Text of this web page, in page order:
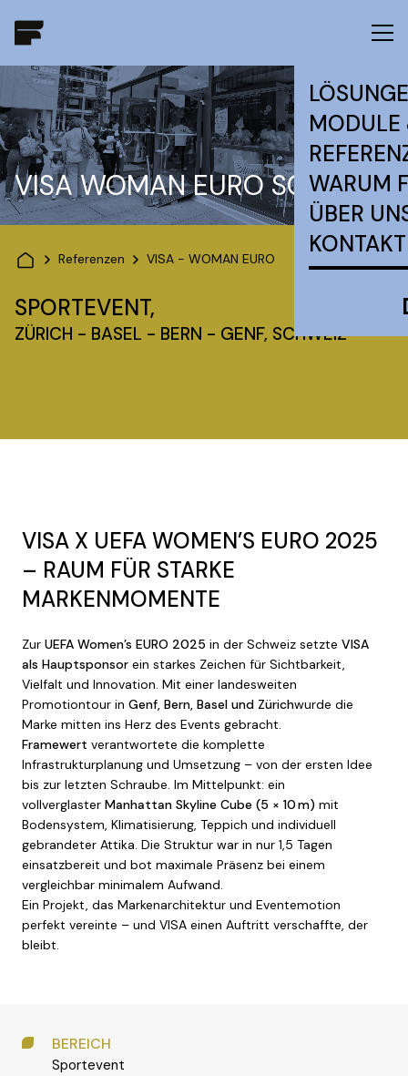
MODULE
WARUM
ÜBER
KONTAKT
VISA WOMAN EURO SCHWEIZ
Referenzen VISA - WOMAN EURO
SPORTEVENT,
ZÜRICH - BASEL - BERN - GENF, SCHWEIZ
VISA X UEFA WOMEN’S EURO 2025
– RAUM FÜR STARKE
MARKENMOMENTE
Zur UEFA Women’s EURO 2025 in der Schweiz setzte VISA
als Hauptsponsor ein starkes Zeichen für Sichtbarkeit,
Vielfalt und Innovation. Mit einer landesweiten
Promotiontour in Genf, Bern, Basel und Zürichwurde die
Marke mitten ins Herz des Events gebracht.
Framewert verantwortete die komplette
Infrastrukturplanung und Umsetzung – von der ersten Idee
bis zur letzten Schraube. Im Mittelpunkt: ein
vollverglaster Manhattan Skyline Cube (5 × 10 m) mit
Bodensystem, Klimatisierung, Teppich und individuell
gebrandeter Attika. Die Struktur war in nur 1,5 Tagen
einsatzbereit und bot maximale Präsenz bei einem
vergleichbar minimalem Aufwand.
Ein Projekt, das Markenarchitektur und Eventemotion
perfekt vereinte – und VISA einen Auftritt verschaffte, der
bleibt.
BEREICH
Sportevent